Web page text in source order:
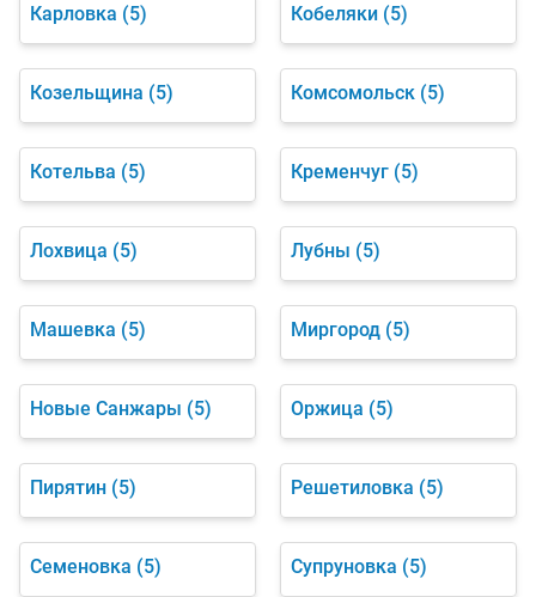
Карловка (5) Кобеляки (5)
Козельщина (5) Комсомольск (5)
Котельва (5) Кременчуг (5)
Лохвица (5) Лубны (5)
Машевка (5) Миргород (5)
Новые Санжары (5) Оржица (5)
Пирятин (5) Решетиловка (5)
Семеновка (5) Супруновка (5)